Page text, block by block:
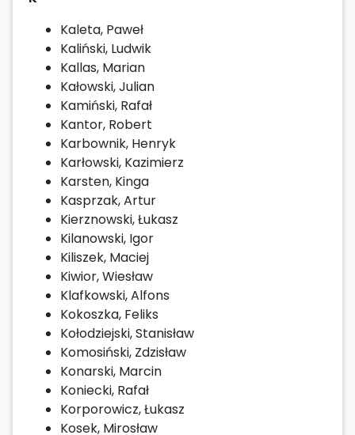
Kaleta, Paweł
Kaliński, Ludwik
Kallas, Marian
Kałowski, Julian
Kamiński, Rafał
Kantor, Robert
Karbownik, Henryk
Karłowski, Kazimierz
Karsten, Kinga
Kasprzak, Artur
Kierznowski, Łukasz
Kilanowski, Igor
Kiliszek, Maciej
Kiwior, Wiesław
Klafkowski, Alfons
Kokoszka, Feliks
Kołodziejski, Stanisław
Komosiński, Zdzisław
Konarski, Marcin
Koniecki, Rafał
Korporowicz, Łukasz
Kosek, Mirosław